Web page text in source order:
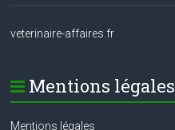
veterinaire-affaires.fr
Mentions légales
Mentions légales